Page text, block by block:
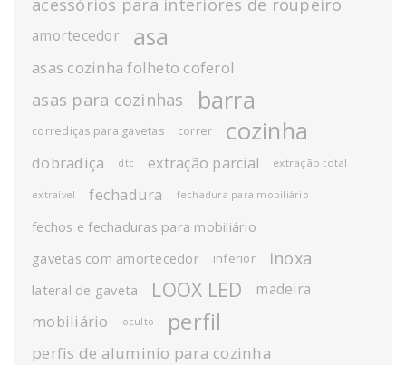
acessórios para interiores de roupeiro
amortecedor asa
asas cozinha folheto coferol
asas para cozinhas barra
corrediças para gavetas correr cozinha
dobradiça dtc extração parcial extração total
extraível fechadura fechadura para mobiliário
fechos e fechaduras para mobiliário
gavetas com amortecedor
inferior inoxa
lateral de gaveta LOOX LED madeira
mobiliário oculto perfil
perfis de aluminio para cozinha